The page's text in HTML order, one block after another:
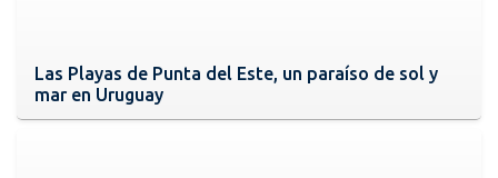
Las Playas de Punta del Este, un paraíso de sol y
mar en Uruguay